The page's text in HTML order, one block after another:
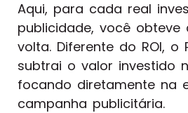
Aqui, para cada real
publicidade, você
volta. Diferente do ROI, o
subtrai o valor investido
focando diretamente na
campanha publicitária.